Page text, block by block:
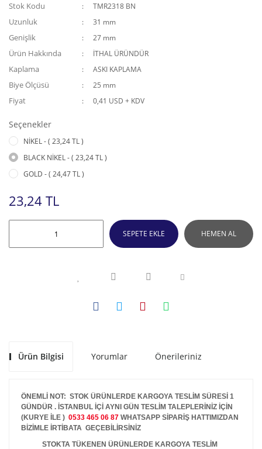
Stok Kodu TMR2318 BN
Uzunluk 31 mm
Genişlik 27 mm
Ürün Hakkında İTHAL ÜRÜNDÜR
Kaplama ASKI KAPLAMA
Biye Ölçüsü 25 mm
Fiyat 0,41 USD + KDV
Seçenekler
NİKEL - ( 23,24 TL )
BLACK NİKEL - ( 23,24 TL )
GOLD - ( 24,47 TL )
23,24 TL
SEPETE EKLE HEMEN AL
Ürün Bilgisi Yorumlar Önerileriniz
ÖNEMLİ NOT: STOK ÜRÜNLERDE KARGOYA TESLİM SÜRESİ 1
GÜNDÜR . İSTANBUL İÇİ AYNI GÜN TESLİM TALEPLERİNİZ İÇİN
(KURYE İLE ) 0533 465 06 87 WHATSAPP SİPARİŞ HATTIMIZDAN
BİZİMLE İRTİBATA GEÇEBİLİRSİNİZ
STOKTA TÜKENEN ÜRÜNLERDE KARGOYA TESLİM